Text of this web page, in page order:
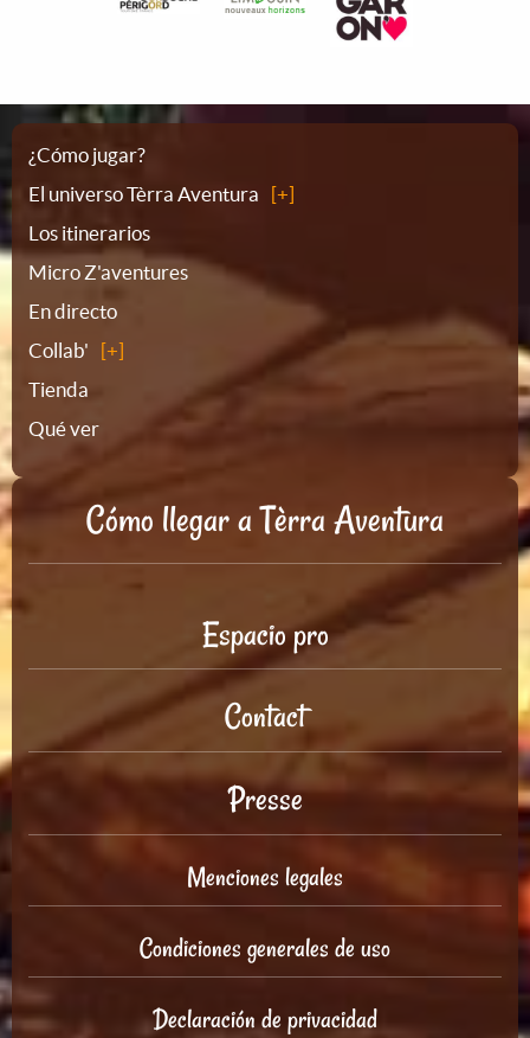
Plano
del
sitio
¿Cómo jugar?
El universo Tèrra Aventura
Los itinerarios
Micro Z'aventures
En directo
Collab'
Tienda
Qué ver
Cómo llegar a Tèrra Aventura
Espacio pro
Contact
Presse
Menciones legales
Condiciones generales de uso
Declaración de privacidad